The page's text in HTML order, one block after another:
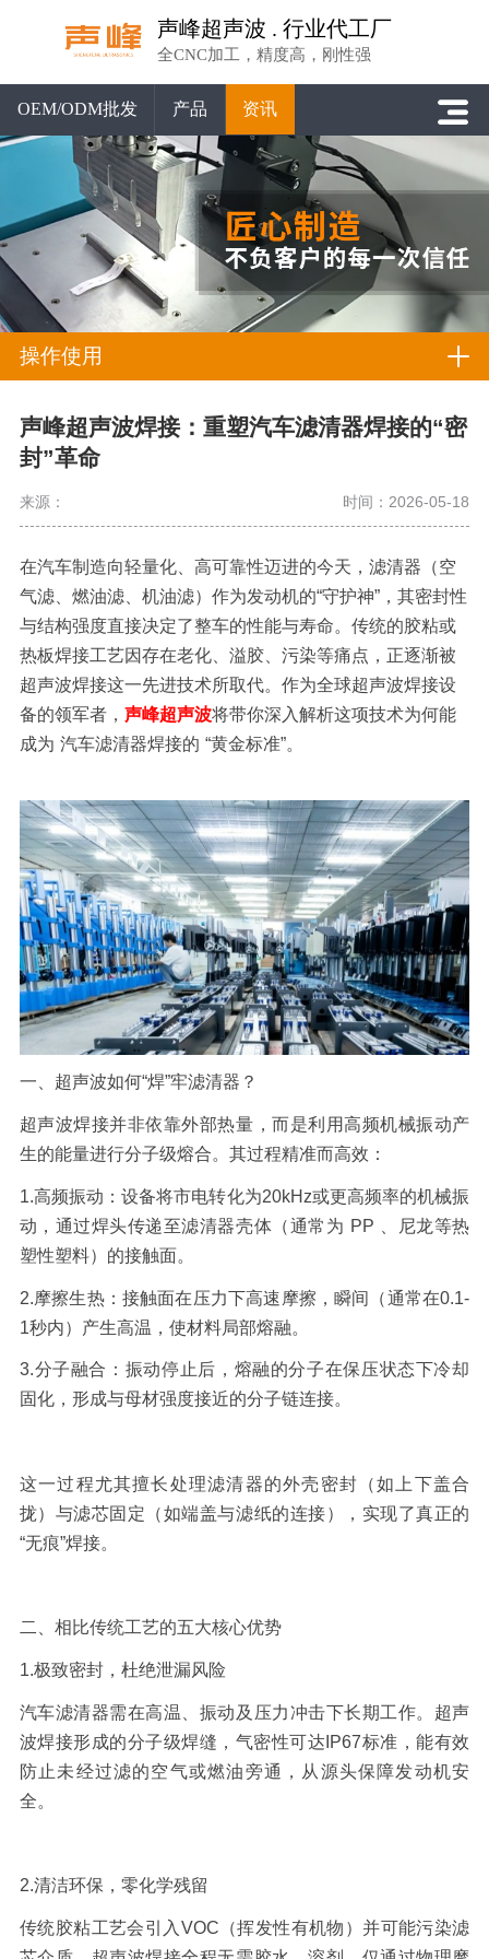
声峰超声波 . 行业代工厂
全CNC加工，精度高，刚性强
OEM/ODM批发 产品 资讯
操作使用
声峰超声波焊接：重塑汽车滤清器焊接的“密
封”革命
来源： 时间：2026-05-18
在汽车制造向轻量化、高可靠性迈进的今天，滤清器（空
气滤、燃油滤、机油滤）作为发动机的“守护神”，其密封性
与结构强度直接决定了整车的性能与寿命。传统的胶粘或
热板焊接工艺因存在老化、溢胶、污染等痛点，正逐渐被
超声波焊接这一先进技术所取代。作为全球超声波焊接设
备的领军者， 声峰超声波将带你深入解析这项技术为何能
成为 汽车滤清器焊接的 “黄金标准”。
一、超声波如何“焊”牢滤清器？
超声波焊接并非依靠外部热量，而是利用高频机械振动产
生的能量进行分子级熔合。其过程精准而高效：
1.高频振动：设备将市电转化为20kHz或更高频率的机械振
动，通过焊头传递至滤清器壳体（通常为 PP
、尼龙等热
塑性塑料）的接触面。
2.摩擦生热： 接触面在压力下高速摩擦，瞬间（通常在0.1-
1秒内）产生高温，使材料局部熔融。
3.分子融合： 振动停止后，熔融的分子在保压状态下冷却
固化，形成与母材强度接近的分子链连接。
这一过程尤其擅长处理滤清器的外壳密封（如上下盖合
拢）与滤芯固定（如端盖与滤纸的连接），实现了真正的
“无痕”焊接。
二、相比传统工艺的五大核心优势
1.极致密封，杜绝泄漏风险
汽车滤清器需在高温、振动及压力冲击下长期工作。超声
波焊接形成的分子级焊缝，气密性可达 IP67标准，能有效
防止未经过滤的空气或燃油旁通，从源头保障发动机安
全。
2.清洁环保，零化学残留
传统胶粘工艺会引入 VOC （挥发性有机物）并可能污染滤